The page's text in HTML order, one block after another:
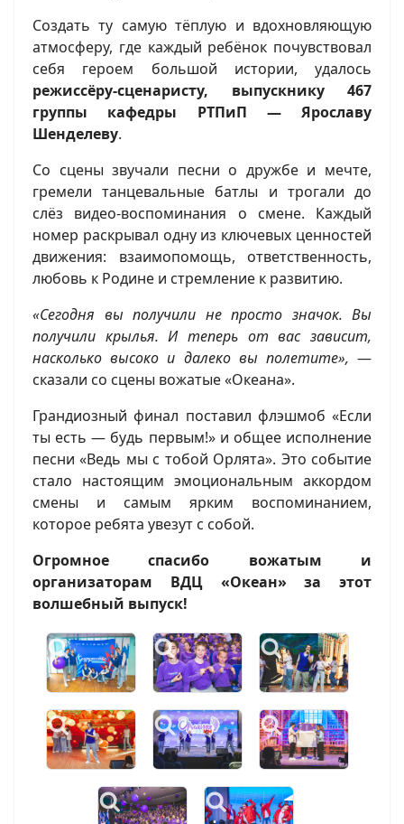
Создать ту самую тёплую и вдохновляющую
атмосферу, где каждый ребёнок почувствовал
себя героем большой истории, удалось
режиссёру-сценаристу, выпускнику 467
группы кафедры РТПиП — Ярославу
Шенделеву.
Со сцены звучали песни о дружбе и мечте,
гремели танцевальные батлы и трогали до
слёз видео-воспоминания о смене. Каждый
номер раскрывал одну из ключевых ценностей
движения: взаимопомощь, ответственность,
любовь к Родине и стремление к развитию.
«Сегодня вы получили не просто значок. Вы
получили крылья. И теперь от вас зависит,
насколько высоко и далеко вы полетите», —
сказали со сцены вожатые «Океана».
Грандиозный финал поставил флэшмоб «Если
ты есть — будь первым!» и общее исполнение
песни «Ведь мы с тобой Орлята». Это событие
стало настоящим эмоциональным аккордом
смены и самым ярким воспоминанием,
которое ребята увезут с собой.
Огромное спасибо вожатым и
организаторам ВДЦ «Океан» за этот
волшебный выпуск!